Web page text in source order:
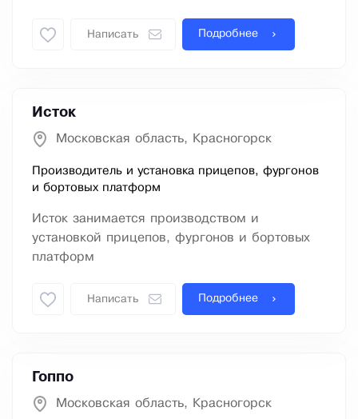
Написать Подробнее
Исток
Московская область, Красногорск
Производитель и установка прицепов, фургонов
и бортовых платформ
Исток занимается производством и
установкой прицепов, фургонов и бортовых
платформ
Написать Подробнее
Гоппо
Московская область, Красногорск